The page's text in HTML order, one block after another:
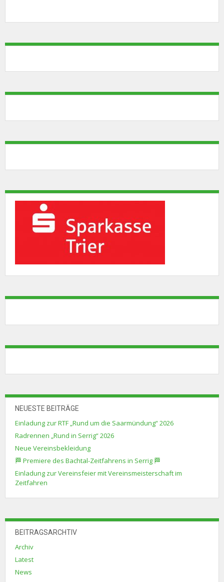
NEUESTE BEITRÄGE
Einladung zur RTF „Rund um die Saarmündung“ 2026
Radrennen „Rund in Serrig“ 2026
Neue Vereinsbekleidung
🏁 Premiere des Bachtal-Zeitfahrens in Serrig 🏁
Einladung zur Vereinsfeier mit Vereinsmeisterschaft im
Zeitfahren
BEITRAGSARCHTIV
Archiv
Latest
News